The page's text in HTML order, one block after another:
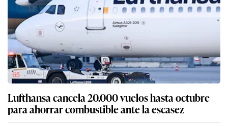
Lufthansa cancela 20.000 vuelos hasta octubre
para ahorrar combustible ante la escasez